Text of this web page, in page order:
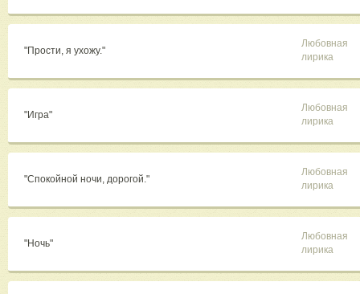
"Прости, я ухожу."
Любовная
лирика
"Игра"
Любовная
лирика
"Спокойной ночи, дорогой."
Любовная
лирика
"Ночь"
Любовная
лирика